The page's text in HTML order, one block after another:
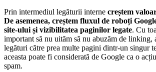
Prin intermediul legăturii interne creștem
De asemenea, creștem fluxul de roboți
site-ului și vizibilitatea paginilor legate. Cu
important să nu uităm să nu abuzăm de linking,
legături către prea multe pagini dintr-un singur
aceasta poate fi considerată de Google ca o
spam.